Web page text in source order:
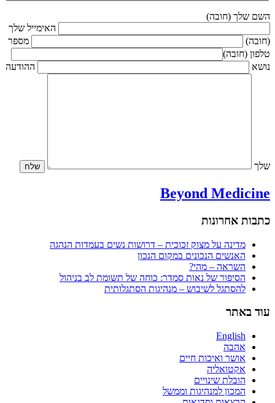
השם שלך (חובה)
האימייל שלך
(חובה)
מספר
טלפון (חובה)
נושא
ההודעה
שלך
Beyond Medicine
כתבות אחרונות
מדינה על מצוק זכוכית – דרושות נשים בעמדות הנהגה
האנשים הנכונים במקום הנכון
השראה – מהי?
הסיפור של נאות סמדר: כוחה של תשומת לב בניהול
להסתגל לשיבוש – מנהיגות הסתגלותית
עוד באתר
English
אהבה
אושר ואיכות חיים
אקטואליה
הובלת שינויים
המכון למנהיגות וממשל